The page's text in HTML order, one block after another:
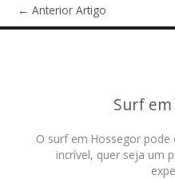
← Anterior Artigo
Surf
O surf em Hossegor pode
incrível, quer seja um